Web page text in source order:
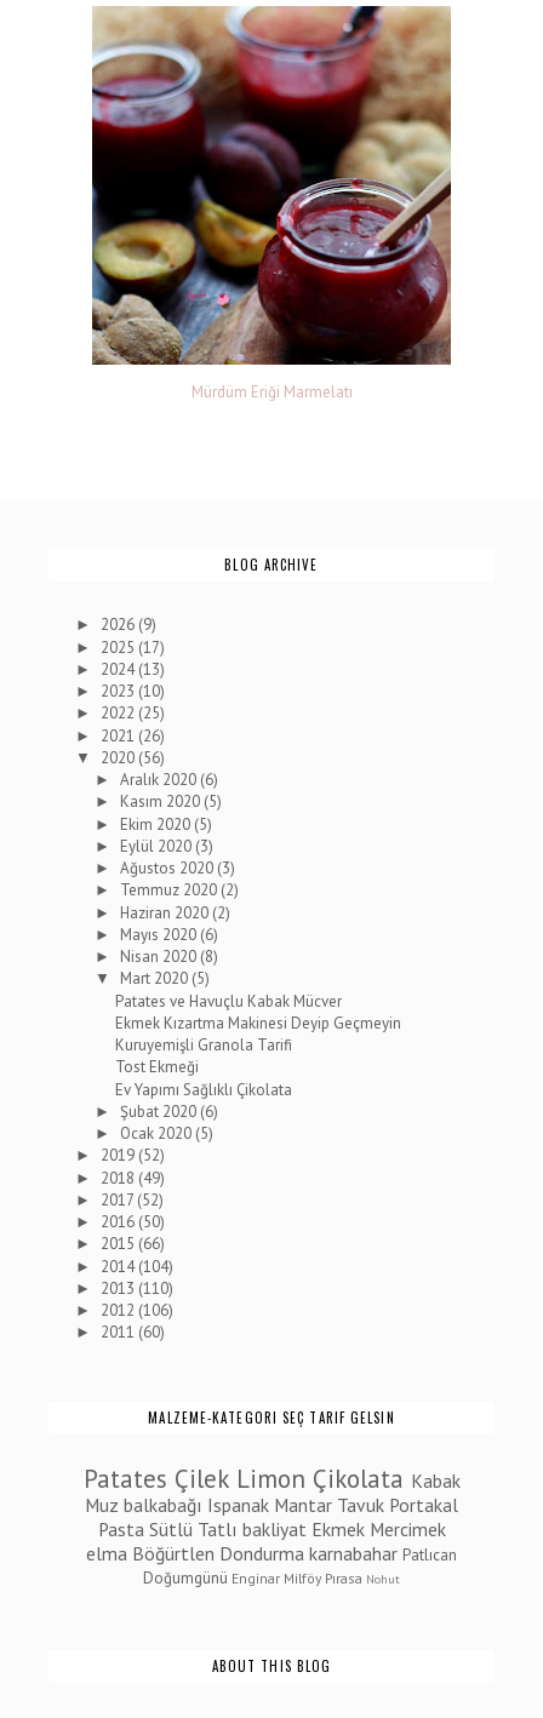
Mürdüm Eriği Marmelatı
BLOG ARCHIVE
► 2026 (9)
► 2025 (17)
► 2024(13)
► 2023 (10)
► 2022 (25)
► 2021 (26)
▼ 2020 (56)
►Aralık 2020 (6)
► Kasım 2020 (5)
► Ekim 2020 (5)
► Eylül 2020 (3)
►Ağustos 2020 (3)
► Temmuz 2020 (2)
► Haziran 2020 (2)
► Mayıs 2020 (6)
► Nisan 2020 (8)
▼ Mart 2020 (5)
Patates ve Havuçlu Kabak Mücver
Ekmek Kızartma Makinesi Deyip Geçmeyin
Kuruyemişli Granola Tarifi
Tost Ekmeği
Ev Yapımı Sağlıklı Çikolata
► Şubat 2020 (6)
► Ocak 2020 (5)
► 2019 (52)
► 2018 (49)
► 2017 (52)
► 2016 (50)
► 2015 (66)
► 2014(104)
► 2013 (110)
► 2012 (106)
► 2011 (60)
MALZEME-KATEGORI SEÇ TARIF GELSIN
Patates Çilek Limon Çikolata Kabak
Muz balkabağı Ispanak Mantar Tavuk Portakal
Pasta Sütlü Tatlı bakliyat Ekmek Mercimek
elma Böğürtlen Dondurma karnabahar Patlıcan
Doğumgünü Enginar Milföy Pırasa Nohut
ABOUT THIS BLOG